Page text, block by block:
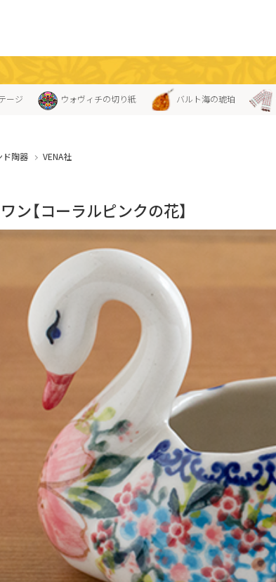
ージ ウォヴィチの切り紙 バルト海の琥珀
ド陶器 VENA社
ワン【コーラルピンクの花】